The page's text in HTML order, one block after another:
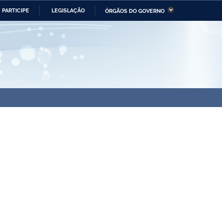
PARTICIPE LEGISLAÇÃO ÓRGÃOS DO GOVERNO
da Economia Ministério da Infraestrutura